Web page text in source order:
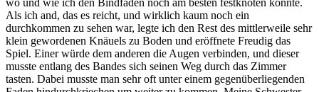
Als ich and, das es reicht, und wirklich kaum noch ein
durchkommen zu sehen war, legte ich den Rest des mittlerweile sehr
klein gewordenen Knäuels zu Boden und eröffnete Freudig das
Spiel. Einer würde dem anderen die Augen verbinden, und dieser
musste entlang des Bandes sich seinen Weg durch das Zimmer
tasten. Dabei musste man sehr oft unter einem gegenüberliegenden